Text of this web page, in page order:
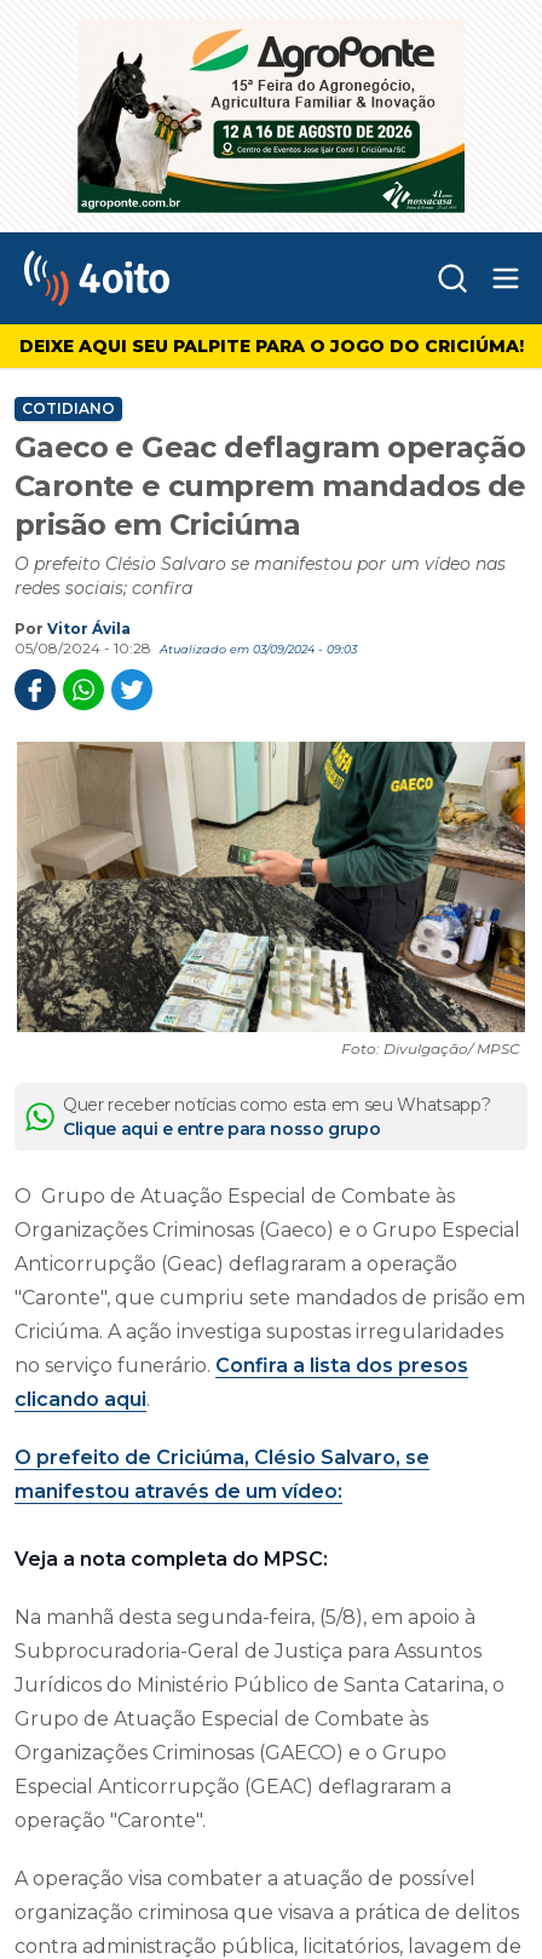
4oito
DEIXE AQUI SEU PALPITE PARA O JOGO DO CRICIÚMA!
COTIDIANO
Gaeco e Geac deflagram operação
Caronte e cumprem mandados de
prisão em Criciúma
O prefeito Clésio Salvaro se manifestou por um vídeo nas
redes sociais; confira
Por Vitor Ávila
05/08/2024 - 10:28
Atualizado em 03/09/2024 - 09:03
Foto: Divulgação/ MPSC
Quer receber notícias como esta em seu Whatsapp?
Clique aqui e entre para nosso grupo
O Grupo de Atuação Especial de Combate às
Organizações Criminosas (Gaeco) e o Grupo Especial
Anticorrupção (Geac) deflagraram a operação
"Caronte", que cumpriu sete mandados de prisão em
Criciúma. A ação investiga supostas irregularidades
no serviço funerário. Confira a lista dos presos
clicando aqui.
O prefeito de Criciúma, Clésio Salvaro, se
manifestou através de um vídeo:
Veja a nota completa do MPSC:
Na manhã desta segunda-feira, (5/8), em apoio à
Subprocuradoria-Geral de Justiça para Assuntos
Jurídicos do Ministério Público de Santa Catarina, o
Grupo de Atuação Especial de Combate às
Organizações Criminosas (GAECO) e o Grupo
Especial Anticorrupção (GEAC) deflagraram a
operação "Caronte".
A operação visa combater a atuação de possível
organização criminosa que visava a prática de delitos
contra administração pública, licitatórios, lavagem de